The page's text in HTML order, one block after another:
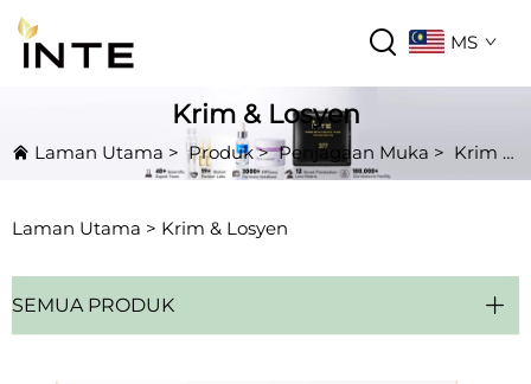
MS
Krim & Losyen
Laman Utama >Produk>Penjagaan Muka > Krim & Losyen
Laman Utama > Krim & Losyen
SEMUA PRODUK